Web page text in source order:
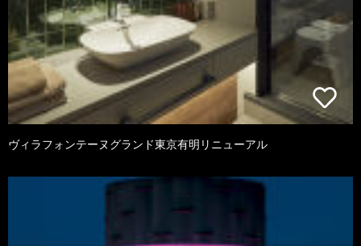
ヴィラフォンテーヌグランド東京有明リニューアル